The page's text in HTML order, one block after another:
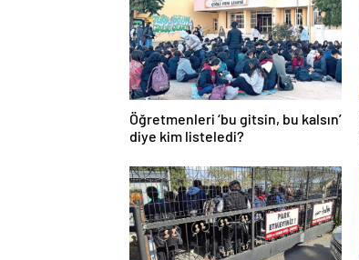
Öğretmenleri ‘bu gitsin, bu kalsın’
diye kim listeledi?